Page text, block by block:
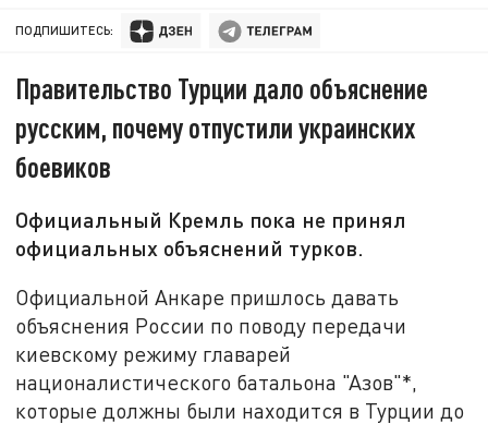
ПОДПИШИТЕСЬ:
Правительство Турции дало объяснение
русским, почему отпустили украинских
боевиков
Официальный Кремль пока не принял
официальных объяснений турков.
Официальной Анкаре пришлось давать
объяснения России по поводу передачи
киевскому режиму главарей
националистического батальона "Азов"*,
которые должны были находится в Турции до